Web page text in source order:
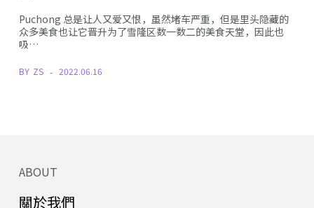
Puchong 总是让人又爱又恨，虽然堵车严重，但是里头隐藏的
众多美食也让它晋升为了雪隆区数一数二的美食天堂，因此也
吸…
BY ZS 2022.06.16
ABOUT
關於我們